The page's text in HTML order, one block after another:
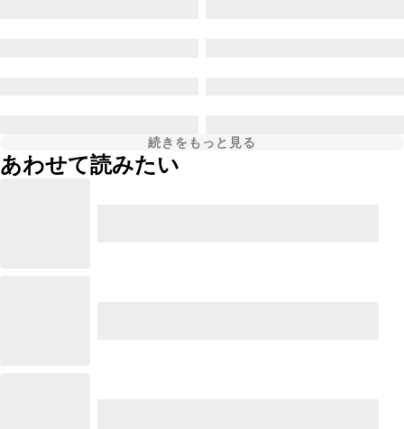
続きをもっと見る
あわせて読みたい